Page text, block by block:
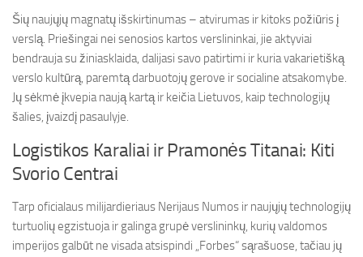
Šių naujųjų magnatų išskirtinumas – atvirumas ir kitoks požiūris į
verslą. Priešingai nei senosios kartos verslininkai, jie aktyviai
bendrauja su žiniasklaida, dalijasi savo patirtimi ir kuria vakarietišką
verslo kultūrą, paremtą darbuotojų gerove ir socialine atsakomybe.
Jų sėkmė įkvepia naują kartą ir keičia Lietuvos, kaip technologijų
šalies, įvaizdį pasaulyje.
Logistikos Karaliai ir Pramonės Titanai: Kiti
Svorio Centrai
Tarp oficialaus milijardieriaus Nerijaus Numos ir naujųjų technologijų
turtuolių egzistuoja ir galinga grupė verslininkų, kurių valdomos
imperijos galbūt ne visada atsispindi „Forbes“ sąrašuose, tačiau jų